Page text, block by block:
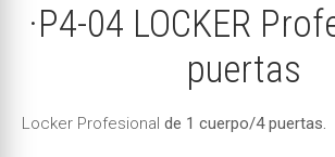
·P4-04 LOCKER
puertas
Locker Profesional de 1 cuerpo/4 puertas.